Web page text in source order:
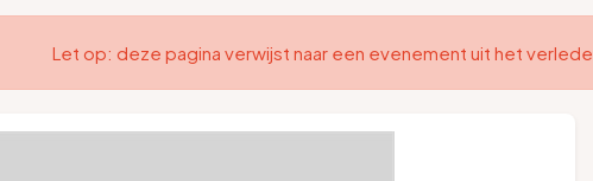
Let op: deze pagina verwijst naar een evenement uit het